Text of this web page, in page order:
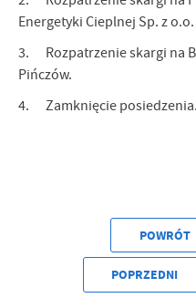
Energetyki Cieplnej Sp. z o.o.
3. Rozpatrzenie skargi na
Pińczów.
4. Zamknięcie posiedzenia.
POWRÓT
POPRZEDNI
Firmy te działają w
treści w postaci wiadomości,
społecznościowych.